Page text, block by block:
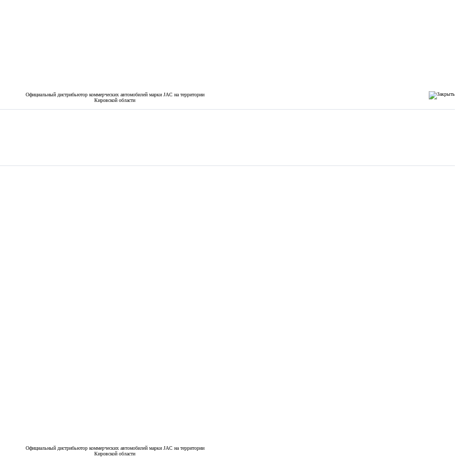
Официальный дистрибьютор коммерческих автомобилей марки JAC на территории
Кировской области
Официальный дистрибьютор коммерческих автомобилей марки JAC на территории
Кировской области